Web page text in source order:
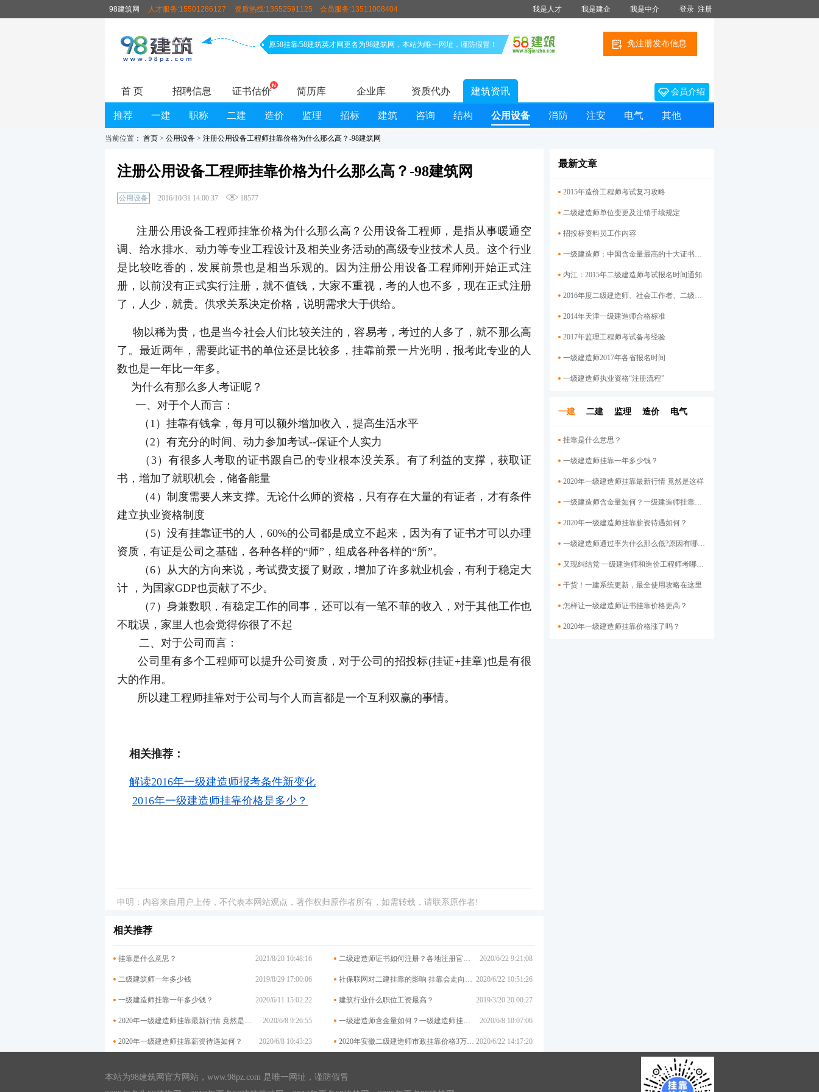
98建筑网 人才服务:15501286127 资质热线:13552591125 会员服务:13511008404 我是人才 我是建企 我是中介 登录 注册
原58挂靠/58建筑英才网更名为98建筑网，本站为唯一网址，谨防假冒！ 免注册发布信息
首 页 招聘信息 证书估价 简历库 企业库 资质代办 建筑资讯 会员介绍
推荐 一建 职称 二建 造价 监理 招标 建筑 咨询 结构 公用设备 消防 注安 电气 其他
当前位置： 首页 > 公用设备 > 注册公用设备工程师挂靠价格为什么那么高？-98建筑网
注册公用设备工程师挂靠价格为什么那么高？-98建筑网
公用设备 2016/10/31 14:00:37 18577
注册公用设备工程师挂靠价格为什么那么高？公用设备工程师，是指从事暖通空
调、给水排水、动力等专业工程设计及相关业务活动的高级专业技术人员。这个行业
是比较吃香的，发展前景也是相当乐观的。因为注册公用设备工程师刚开始正式注
册，以前没有正式实行注册，就不值钱，大家不重视，考的人也不多，现在正式注册
了，人少，就贵。供求关系决定价格，说明需求大于供给。
物以稀为贵，也是当今社会人们比较关注的，容易考，考过的人多了，就不那么高
了。最近两年，需要此证书的单位还是比较多，挂靠前景一片光明，报考此专业的人
数也是一年比一年多。
为什么有那么多人考证呢？
一、对于个人而言：
（1）挂靠有钱拿，每月可以额外增加收入，提高生活水平
（2）有充分的时间、动力参加考试--保证个人实力
（3）有很多人考取的证书跟自己的专业根本没关系。有了利益的支撑，获取证
书，增加了就职机会，储备能量
（4）制度需要人来支撑。无论什么师的资格，只有存在大量的有证者，才有条件
建立执业资格制度
（5）没有挂靠证书的人，60%的公司都是成立不起来，因为有了证书才可以办理
资质，有证是公司之基础，各种各样的“师”，组成各种各样的“所”。
（6）从大的方向来说，考试费支援了财政，增加了许多就业机会，有利于稳定大
计 ，为国家GDP也贡献了不少。
（7）身兼数职，有稳定工作的同事，还可以有一笔不菲的收入，对于其他工作也
不耽误，家里人也会觉得你很了不起
二、对于公司而言：
公司里有多个工程师可以提升公司资质，对于公司的招投标(挂证+挂章)也是有很
大的作用。
所以建工程师挂靠对于公司与个人而言都是一个互利双赢的事情。
相关推荐：
解读2016年一级建造师报考条件新变化
2016年一级建造师挂靠价格是多少？
申明：内容来自用户上传，不代表本网站观点，著作权归原作者所有，如需转载，请联系原作者!
相关推荐
挂靠是什么意思？ 2021/8/20 10:48:16 二级建造师证书如何注册？各地注册官网大汇总 2020/6/22 9:21:08
二级建筑师一年多少钱 2019/8/29 17:00:06 社保联网对二建挂靠的影响 挂靠会走向终结吗? 2020/6/22 10:51:26
一级建造师挂靠一年多少钱？ 2020/6/11 15:02:22 建筑行业什么职位工资最高？ 2019/3/20 20:00:27
2020年一级建造师挂靠最新行情 竟然是这样 2020/6/8 9:26:55 一级建造师含金量如何？一级建造师挂靠前景 2020/6/8 10:07:06
2020年一级建造师挂靠薪资待遇如何？ 2020/6/8 10:43:23 2020年安徽二级建造师市政挂靠价格3万高吗？你挂低了吗？ 2020/6/22 14:17:20
最新文章
2015年造价工程师考试复习攻略
二级建造师单位变更及注销手续规定
招投标资料员工作内容
一级建造师：中国含金量最高的十大证书之一
内江：2015年二级建造师考试报名时间通知
2016年度二级建造师、社会工作者、二级注册计量师、管理咨询师资格考试考后资格审查的公告
2014年天津一级建造师合格标准
2017年监理工程师考试备考经验
一级建造师2017年各省报名时间
一级建造师执业资格“注册流程”
一建 二建 监理 造价 电气
挂靠是什么意思？
一级建造师挂靠一年多少钱？
2020年一级建造师挂靠最新行情 竟然是这样
一级建造师含金量如何？一级建造师挂靠前景
2020年一级建造师挂靠薪资待遇如何？
一级建造师通过率为什么那么低?原因有哪些呢？
又现纠结党 一级建造师和造价工程师考哪个好？
干货！一建系统更新，最全使用攻略在这里
怎样让一级建造师证书挂靠价格​更高？
2020年一级建造师挂靠价格涨了吗？
监理工程师月工资多少
交通部造价工程师-2018年最新挂靠价格是多少？
本站为98建筑网官方网站， www.98pz.com 是唯一网址，谨防假冒